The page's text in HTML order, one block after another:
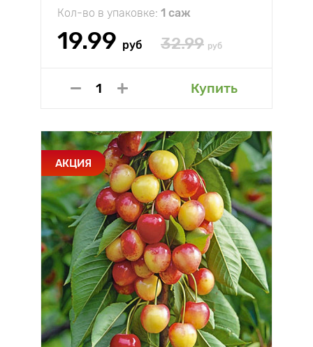
Кол-во в упаковке: 1 саж
19.99 руб 32.99 руб
Купить
АКЦИЯ